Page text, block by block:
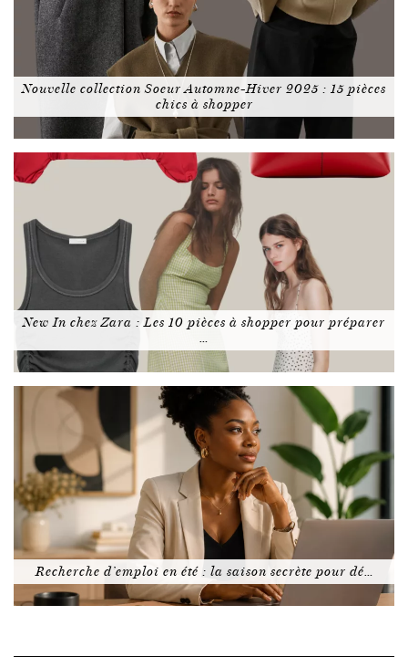
Nouvelle collection Soeur Automne-Hiver 2025 : 15 pièces
chics à shopper
New In chez Zara : Les 10 pièces à shopper pour préparer
…
Recherche d’emploi en été : la saison secrète pour dé…